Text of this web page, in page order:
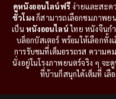
ดูหนังออนไลน์ฟรีง่ายและสะด
ชั่วโมงก็สามารถเลือกชมภาพย
เป็นหนังออนไลน์ไทย หนังจีนก
บล็อกบัสเตอร์ พร้อมให้เลือกทั้
การรับชมที่เต็มอรรถรส ความค
นั่งอยู่ในโรงภาพยนตร์จริง ๆ จะ
ที่บ้านก็สนุกได้เต็มที่ เลื